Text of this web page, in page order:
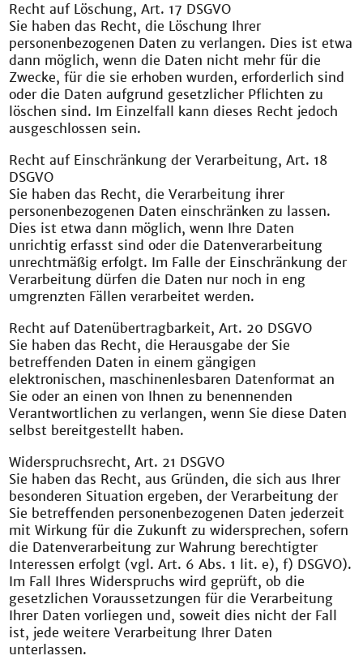
Recht auf Löschung, Art. 17 DSGVO
Sie haben das Recht, die Löschung Ihrer
personenbezogenen Daten zu verlangen. Dies ist etwa
dann möglich, wenn die Daten nicht mehr für die
Zwecke, für die sie erhoben wurden, erforderlich sind
oder die Daten aufgrund gesetzlicher Pflichten zu
löschen sind. Im Einzelfall kann dieses Recht jedoch
ausgeschlossen sein.
Recht auf Einschränkung der Verarbeitung, Art. 18
DSGVO
Sie haben das Recht, die Verarbeitung ihrer
personenbezogenen Daten einschränken zu lassen.
Dies ist etwa dann möglich, wenn Ihre Daten
unrichtig erfasst sind oder die Datenverarbeitung
unrechtmäßig erfolgt. Im Falle der Einschränkung der
Verarbeitung dürfen die Daten nur noch in eng
umgrenzten Fällen verarbeitet werden.
Recht auf Datenübertragbarkeit, Art. 20 DSGVO
Sie haben das Recht, die Herausgabe der Sie
betreffenden Daten in einem gängigen
elektronischen, maschinenlesbaren Datenformat an
Sie oder an einen von Ihnen zu benennenden
Verantwortlichen zu verlangen, wenn Sie diese Daten
selbst bereitgestellt haben.
Widerspruchsrecht, Art. 21 DSGVO
Sie haben das Recht, aus Gründen, die sich aus Ihrer
besonderen Situation ergeben, der Verarbeitung der
Sie betreffenden personenbezogenen Daten jederzeit
mit Wirkung für die Zukunft zu widersprechen, sofern
die Datenverarbeitung zur Wahrung berechtigter
Interessen erfolgt (vgl. Art. 6 Abs. 1 lit. e), f) DSGVO).
Im Fall Ihres Widerspruchs wird geprüft, ob die
gesetzlichen Voraussetzungen für die Verarbeitung
Ihrer Daten vorliegen und, soweit dies nicht der Fall
ist, jede weitere Verarbeitung Ihrer Daten
unterlassen.